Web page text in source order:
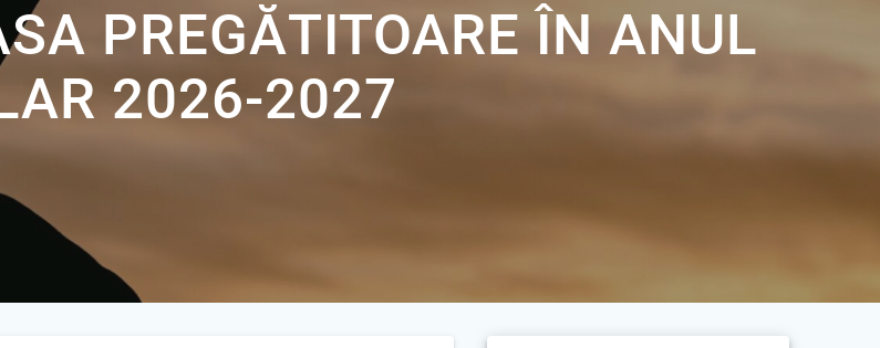
PREGĂTITOARE ÎN ANUL
2026-2027